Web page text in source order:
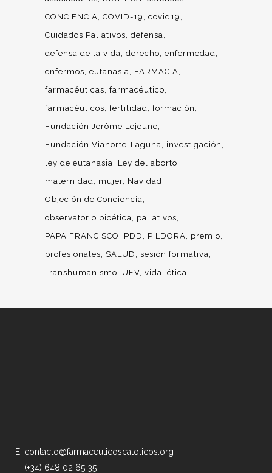
CONCIENCIA COVID-19
covid19
Cuidados Paliativos defensa
defensa de la vida derecho enfermedad
enfermos eutanasia
FARMACIA
farmacéuticas farmacéutico
farmacéuticos fertilidad formación
Fundación Jerôme Lejeune
Fundación Vianorte-Laguna
investigación
ley de eutanasia
Ley del aborto
maternidad
mujer Navidad
Objeción de Conciencia
observatorio bioética
paliativos
PAPA FRANCISCO
PDD PILDORA
premio
profesionales
SALUD
sesión formativa
Transhumanismo
UFV vida ética
E: contacto@farmaceuticoscatolicos.org
T: (+34) 648 02 65 35